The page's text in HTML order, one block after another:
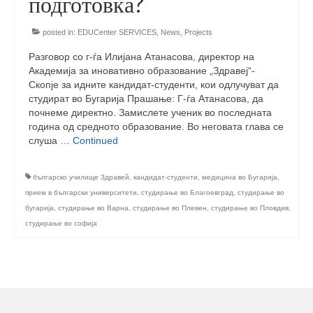
Applied Arts Skopje, Photography – Day 1 |
Applied Arts Skopje, Photography – Day 2 |
Orienteering
Applied Arts Skopje, Photography – Day 3 |
FRIENDLY MATCH
BASE CAMP
HOME RUN
posted in: EDUCenter SERVICES News Projects
Разговор со г-ѓа Илијана Атанасова, директор на
Академија за иновативно образование „Здравеј“-
Скопје за идните кандидат-студенти, кои одлучуват да
студират во Бугарија Прашање: Г-ѓа Атанасова, да
почнеме директно. Замислете ученик во последната
година од средното образование. Во неговата глава се
слуша … Continued
българско училище Здравей кандидат-студенти медицина во Бугарија
прием в български университети
студирање во Благоевград
студирање во
бугарија
студирање во Варна студирање во Плевен студирање во Пловдив
студирање во софија